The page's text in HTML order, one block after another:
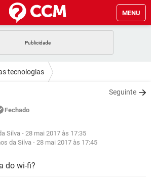
MENU
FACEBOOK
WHATSAPP
GMAIL
EXCEL
WHATSAPP
tecnologias
Seguinte
Fechado
Silva - 28 mai 2017 às 17:35
da Silva -28 mai 2017 às 17:45
do wi-fi?